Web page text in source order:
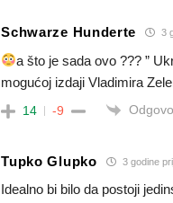
Schwarze Hunderte 3
a što je sada ovo ??? ”
mogućoj izdaji Vladimira
14 -9
Tupko Glupko 3 godine
Idealno bi bilo da postoji